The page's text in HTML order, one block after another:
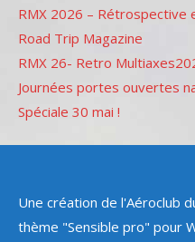
RMX 2026 – Rétrospective
Road Trip Magazine
RMX 26- Retro
Journées portes ouvertes
Spéciale 30 mai !
Une création de l'Aéroclub
thème "Sensible pro" pour